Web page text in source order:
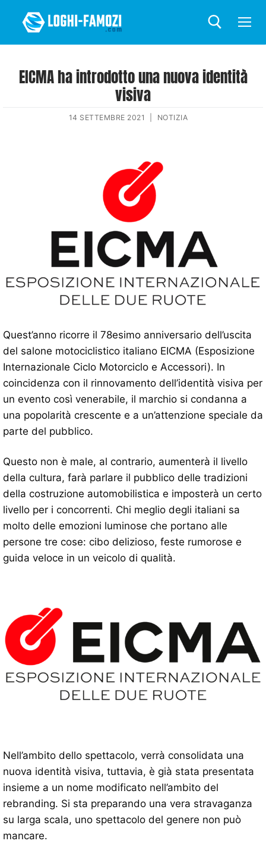
EICMA ha introdotto una nuova identità
visiva
14 SETTEMBRE 2021 NOTIZIA
Quest’anno ricorre il 78esimo anniversario dell’uscita
del salone motociclistico italiano EICMA (Esposizione
Internazionale Ciclo Motorciclo e Accessori). In
coincidenza con il rinnovamento dell’identità visiva per
un evento così venerabile, il marchio si condanna a
una popolarità crescente e a un’attenzione speciale da
parte del pubblico.
Questo non è male, al contrario, aumenterà il livello
della cultura, farà parlare il pubblico delle tradizioni
della costruzione automobilistica e imposterà un certo
livello per i concorrenti. Chi meglio degli italiani sa
molto delle emozioni luminose che portano alle
persone tre cose: cibo delizioso, feste rumorose e
guida veloce in un veicolo di qualità.
Nell’ambito dello spettacolo, verrà consolidata una
nuova identità visiva, tuttavia, è già stata presentata
insieme a un nome modificato nell’ambito del
rebranding. Si sta preparando una vera stravaganza
su larga scala, uno spettacolo del genere non può
mancare.